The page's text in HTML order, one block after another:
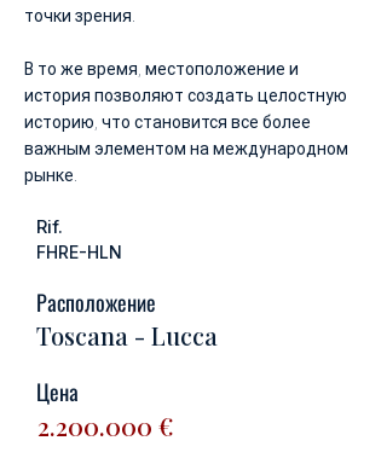
точки зрения.
В то же время, местоположение и
история позволяют создать целостную
историю, что становится все более
важным элементом на международном
рынке.
Rif.
FHRE-HLN
Расположение
Toscana - Lucca
Цена
2.200.000 €